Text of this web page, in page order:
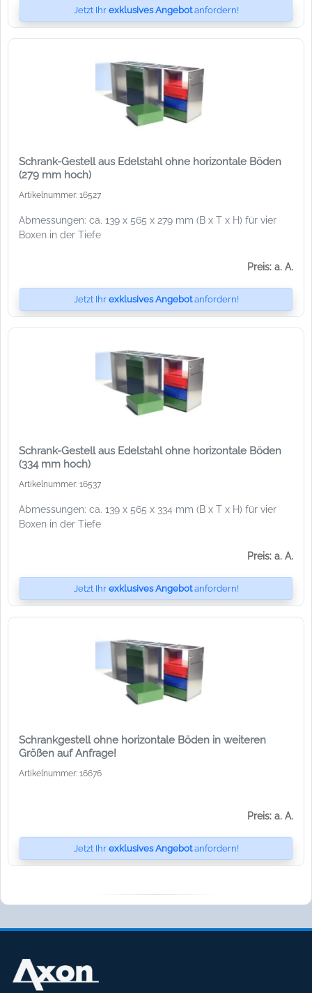
Jetzt Ihr exklusives Angebotanfordern!
Schrank-Gestell aus Edelstahl ohne horizontale Böden
(279 mm hoch)
Artikelnummer: 16527
Abmessungen: ca. 139 x 565 x 279 mm (B x T x H) für vier
Boxen in der Tiefe
Preis: a. A.
Jetzt Ihr exklusives Angebotanfordern!
Schrank-Gestell aus Edelstahl ohne horizontale Böden
(334 mm hoch)
Artikelnummer: 16537
Abmessungen: ca. 139 x 565 x 334 mm (B x T x H) für vier
Boxen in der Tiefe
Preis: a. A.
Jetzt Ihr exklusives Angebotanfordern!
Schrankgestell ohne horizontale Böden in weiteren
Größen auf Anfrage!
Artikelnummer: 16676
Preis: a. A.
Jetzt Ihr exklusives Angebotanfordern!